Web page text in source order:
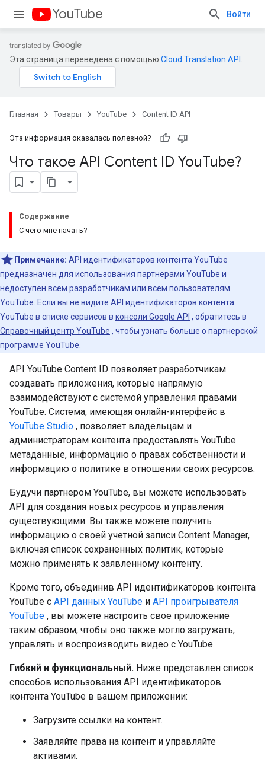
YouTube Войти
Эта страница переведена с помощью Cloud Translation API
Главная Товары YouTube Content ID API
Эта информация оказалась полезной?
Что такое API Content ID YouTube?
Содержание
С чего мне начать?
Примечание: API идентификаторов контента YouTube
предназначен для использования партнерами YouTube и
недоступен всем разработчикам или всем пользователям
YouTube. Если вы не видите API идентификаторов контента
YouTube в списке сервисов в консоли Google API , обратитесь в
Справочный центр YouTube , чтобы узнать больше о партнерской
программе YouTube.
API YouTube Content ID позволяет разработчикам
создавать приложения, которые напрямую
взаимодействуют с системой управления правами
YouTube. Система, имеющая онлайн-интерфейс в
YouTube Studio , позволяет владельцам и
администраторам контента предоставлять YouTube
метаданные, информацию о правах собственности и
информацию о политике в отношении своих ресурсов.
Будучи партнером YouTube, вы можете использовать
API для создания новых ресурсов и управления
существующими. Вы также можете получить
информацию о своей учетной записи Content Manager,
включая список сохраненных политик, которые
можно применять к заявленному контенту.
Кроме того, объединив API идентификаторов контента
YouTube с API данных YouTube и API проигрывателя
YouTube , вы можете настроить свое приложение
таким образом, чтобы оно также могло загружать,
управлять и воспроизводить видео с YouTube.
Гибкий и функциональный. Ниже представлен список
способов использования API идентификаторов
контента YouTube в вашем приложении:
Загрузите ссылки на контент.
Заявляйте права на контент и управляйте
активами.